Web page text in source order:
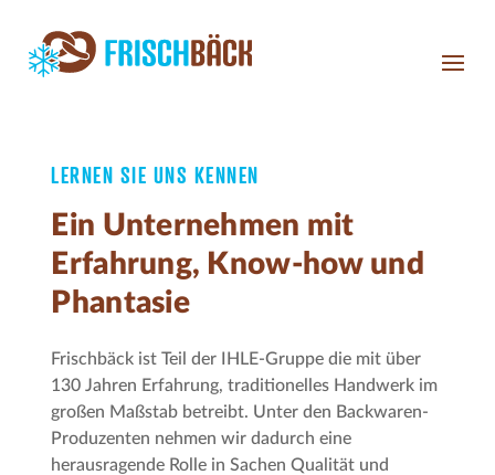
LERNEN SIE UNS KENNEN
Ein Unternehmen mit
Erfahrung, Know-how und
Phantasie
Frischbäck ist Teil der IHLE-Gruppe die mit über
130 Jahren Erfahrung, traditionelles Handwerk im
großen Maßstab betreibt. Unter den Backwaren-
Produzenten nehmen wir dadurch eine
herausragende Rolle in Sachen Qualität und